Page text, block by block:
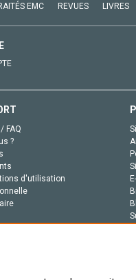
EMC REVUES LIVRES
FAQ
?
d'utilisation